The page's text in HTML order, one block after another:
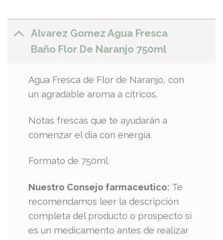
Alvarez Gomez Agua Fresca
Baño Flor De Naranjo 750ml
Agua Fresca de Flor de Naranjo, con
un agradable aroma a cítricos.
Notas frescas que te ayudarán a
comenzar el día con energía.
Formato de 750ml.
Nuestro Consejo farmaceutico: Te
recomendamos leer la descripción
completa del producto o prospecto si
es un medicamento antes de realizar